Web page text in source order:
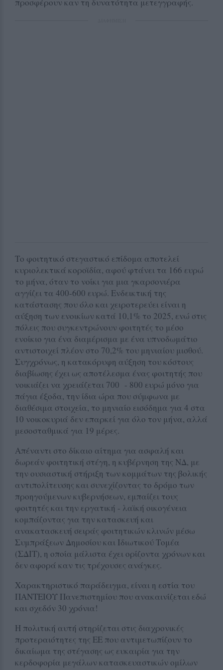
Το φοιτητικό στεγαστικό επίδομα αποτελεί
κυριολεκτικά κοροϊδία, αφού φτάνει τα 166 ευρώ
το μήνα, όταν το νοίκι για μια γκαρσονιέρα
αγγίζει τα 400-600 ευρώ. Ενδεικτική της
κατάστασης που όλο και χειροτερεύει είναι η
αύξηση των ενοικίων κατά 10,1% το 2025, ενώ στις
πόλεις που συγκεντρώνουν φοιτητές το μέσο
ενοίκιο για ένα διαμέρισμα με ένα υπνοδωμάτιο
αντιστοιχεί πλέον στο 70,2% του μηνιαίου μισθού.
Συγχρόνως, η κατακόρυφη αύξηση του κόστους
διαβίωσης έχει ως αποτέλεσμα ένας φοιτητής που
νοικιάζει να χρειάζεται 700 - 800 ευρώ μόνο για
πάγια έξοδα, την ίδια ώρα που σύμφωνα με
διαθέσιμα στοιχεία, το μηνιαίο εισόδημα για 4 στα
10 νοικοκυριά δεν επαρκεί για όλο τον μήνα, αλλά
μεσοσταθμικά για 19 μέρες.
Απέναντι στο δίκαιο αίτημα για ασφαλή και
δωρεάν φοιτητική στέγη, η κυβέρνηση της ΝΔ, με
την ουσιαστική στήριξη των κομμάτων της βολικής
αντιπολίτευσης και συνεχίζοντας το δρόμο των
προηγούμενων κυβερνήσεων, εμπαίζει τους
φοιτητές και την εργατική - λαϊκή οικογένεια
κομπάζοντας για την κατασκευή και
ανακατασκευή σειράς φοιτητικών κλινών μέσω
Συμπράξεων Δημοσίου και Ιδιωτικού Τομέα
(ΣΔΙΤ), η οποία μάλιστα έχει ορίζοντα χρόνων και
δεν αφορά καν τις τρέχουσες ανάγκες.
Χαρακτηριστικό παράδειγμα, είναι η εστία του
ΠΑΝΤΕΙΟΥ Πανεπιστημίου που ανακαινίζεται εδώ
και σχεδόν 30 χρόνια!
Η πολιτική αυτή στηρίζεται στις διαχρονικές
προτεραιότητες της ΕΕ που αντιμετωπίζουν το
δικαίωμα της στέγασης ως ευκαιρία για την
κερδοφορία μεγάλων κατασκευαστικών ομίλων